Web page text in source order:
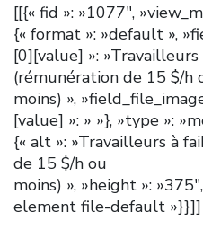
[[{« fid »: »1077″,
{« format »: »default »,
[0][value] »:
(rémunération de 15 $/h
moins) »,
[value] »: » »}, »type »:
{« alt »: »Travailleurs à
de 15 $/h ou
moins) », »height »:
element file-default »}}]]